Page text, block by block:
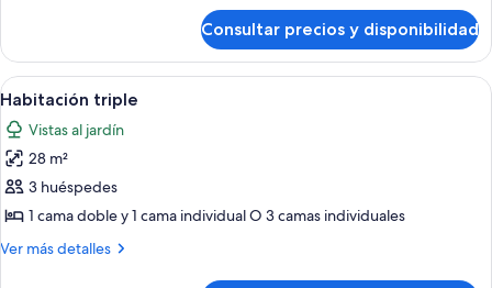
individual
estándar
Consultar precios y disponibilidad
Abrir
todas
las
fotos
de
Habitación
triple
Habitación de hotel con dos camas,
4
Habitación triple
Vistas al jardín
28 m²
3 huéspedes
1 cama doble y 1 cama individual O 3 camas individuales
Ver más detalles
Más